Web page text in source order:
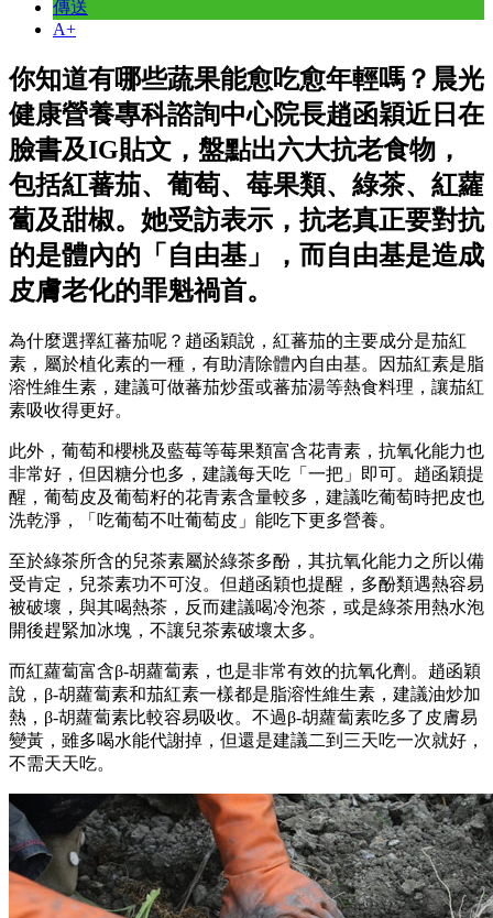
傳送
A+
你知道有哪些蔬果能愈吃愈年輕嗎？晨光
健康營養專科諮詢中心院長趙函穎近日在
臉書及IG貼文，盤點出六大抗老食物，
包括紅蕃茄、葡萄、莓果類、綠茶、紅蘿
蔔及甜椒。她受訪表示，抗老真正要對抗
的是體內的「自由基」，而自由基是造成
皮膚老化的罪魁禍首。
為什麼選擇紅蕃茄呢？趙函穎說，紅蕃茄的主要成分是茄紅
素，屬於植化素的一種，有助清除體內自由基。因茄紅素是脂
溶性維生素，建議可做蕃茄炒蛋或蕃茄湯等熱食料理，讓茄紅
素吸收得更好。
此外，葡萄和櫻桃及藍莓等莓果類富含花青素，抗氧化能力也
非常好，但因糖分也多，建議每天吃「一把」即可。趙函穎提
醒，葡萄皮及葡萄籽的花青素含量較多，建議吃葡萄時把皮也
洗乾淨，「吃葡萄不吐葡萄皮」能吃下更多營養。
至於綠茶所含的兒茶素屬於綠茶多酚，其抗氧化能力之所以備
受肯定，兒茶素功不可沒。但趙函穎也提醒，多酚類遇熱容易
被破壞，與其喝熱茶，反而建議喝冷泡茶，或是綠茶用熱水泡
開後趕緊加冰塊，不讓兒茶素破壞太多。
而紅蘿蔔富含β-胡蘿蔔素，也是非常有效的抗氧化劑。趙函穎
說，β-胡蘿蔔素和茄紅素一樣都是脂溶性維生素，建議油炒加
熱，β-胡蘿蔔素比較容易吸收。不過β-胡蘿蔔素吃多了皮膚易
變黃，雖多喝水能代謝掉，但還是建議二到三天吃一次就好，
不需天天吃。